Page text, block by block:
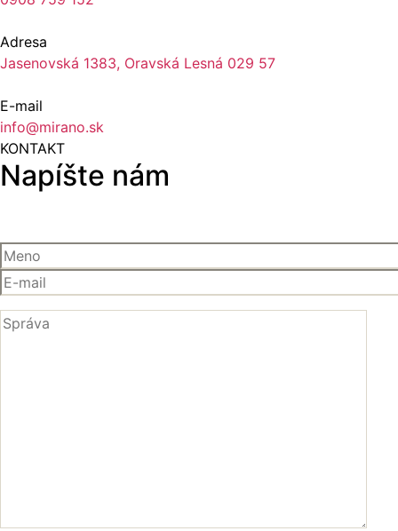
Adresa
Jasenovská 1383, Oravská Lesná 029 57
E-mail
info@mirano.sk
KONTAKT
Napíšte nám